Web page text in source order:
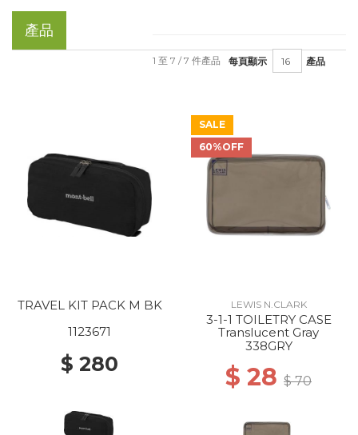
產品
每頁顯示 產品
1 至 7 / 7 件產品
TRAVEL KIT PACK M BK
1123671
$ 280
SALE
60%OFF
LEWIS N.CLARK
3-1-1 TOILETRY CASE
Translucent Gray
338GRY
$ 28 $ 70